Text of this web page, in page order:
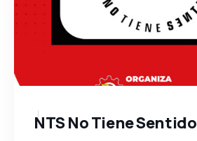
NTS No Tiene Sentido